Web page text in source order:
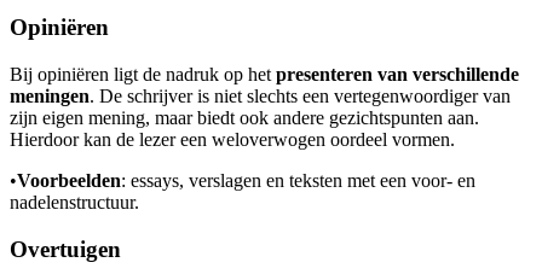
Opiniëren
Bij opiniëren ligt de nadruk op het presenteren van verschillende
meningen. De schrijver is niet slechts een vertegenwoordiger van
zijn eigen mening, maar biedt ook andere gezichtspunten aan.
Hierdoor kan de lezer een weloverwogen oordeel vormen.
•Voorbeelden: essays, verslagen en teksten met een voor- en
nadelenstructuur.
Overtuigen